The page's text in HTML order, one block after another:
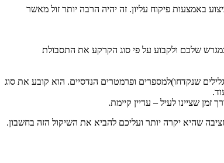
באמצעות פיקוח עליון. זה יהיה הרבה יותר זול מאשר
שלכם ולקבוע על פי סוג הקרקע את התסבולת
שנקדחו)למספרים ופרמטרים הנדסיים. הוא קובע את סוג
שהיא יקרה יותר ועליכם להביא את השיקול הזה בחשבון.